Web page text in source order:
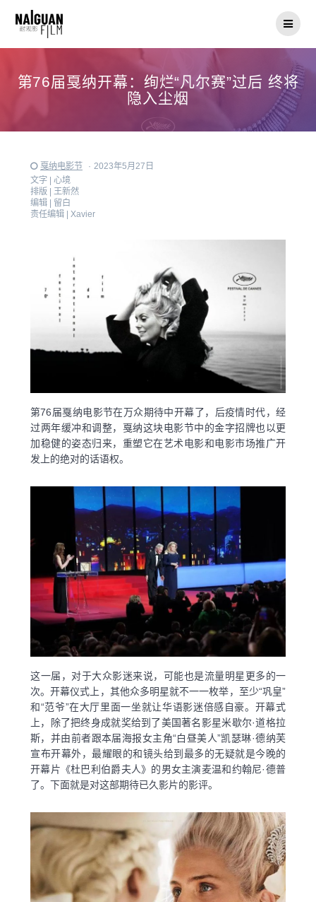
第76届戛纳开幕：绚烂“凡尔赛”过后 终将
隐入尘烟
戛纳电影节 · 2023年5月27日
文字 | 心境
排版 | 王新然
编辑 | 留白
责任编辑 | Xavier
第76届戛纳电影节在万众期待中开幕了，后疫情时代，经
过两年缓冲和调整，戛纳这块电影节中的金字招牌也以更
加稳健的姿态归来，重塑它在艺术电影和电影市场推广开
发上的绝对的话语权。
这一届，对于大众影迷来说，可能也是流量明星更多的一
次。开幕仪式上，其他众多明星就不一一枚举，至少“巩皇”
和“范爷”在大厅里面一坐就让华语影迷倍感自豪。开幕式
上，除了把终身成就奖给到了美国著名影星米歇尔·道格拉
斯，并由前者跟本届海报女主角“白昼美人”凯瑟琳·德纳芙
宣布开幕外，最耀眼的和镜头给到最多的无疑就是今晚的
开幕片《杜巴利伯爵夫人》的男女主演麦温和约翰尼·德普
了。下面就是对这部期待已久影片的影评。